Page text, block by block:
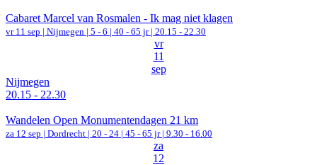
Cabaret Marcel van Rosmalen - Ik mag niet klagen
vr 11 sep | Nijmegen | 5 - 6 | 40 - 65 jr | 20.15 - 22.30
vr
11
sep
Nijmegen
20.15 - 22.30
Wandelen Open Monumentendagen 21 km
za 12 sep | Dordrecht | 20 - 24 | 45 - 65 jr | 9.30 - 16.00
za
12